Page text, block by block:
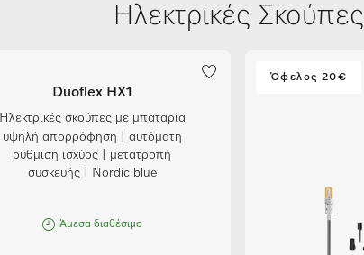
Ηλεκτρικές Σκούπες
Duoflex HX1
Ηλεκτρικές σκούπες με μπαταρία
υψηλή απορρόφηση | αυτόματη
ρύθμιση ισχύος | μετατροπή
συσκευής | Nordic blue
Άμεσα διαθέσιμο
Όφελος 20€